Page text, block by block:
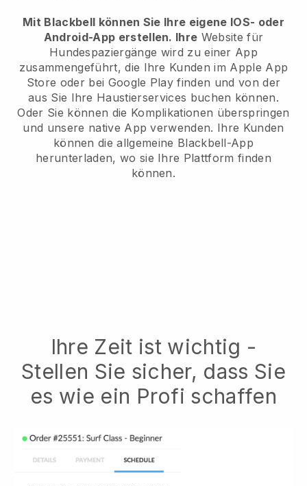
Mit Blackbell können Sie Ihre eigene IOS- oder
Android-App erstellen. Ihre Website für
Hundespaziergänge wird zu einer App
zusammengeführt, die Ihre Kunden im Apple App
Store oder bei Google Play finden und von der
aus Sie Ihre Haustierservices buchen können.
Oder Sie können die Komplikationen überspringen
und unsere native App verwenden. Ihre Kunden
können die allgemeine Blackbell-App
herunterladen, wo sie Ihre Plattform finden
können.
Ihre Zeit ist wichtig -
Stellen Sie sicher, dass Sie
es wie ein Profi schaffen